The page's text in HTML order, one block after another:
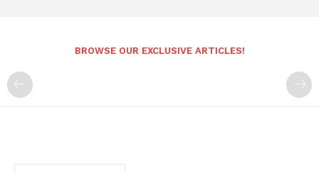
BROWSE OUR EXCLUSIVE ARTICLES!